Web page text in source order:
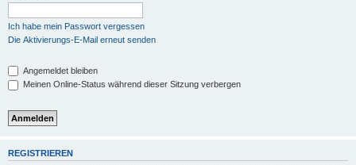
Ich habe mein Passwort vergessen
Die Aktivierungs-E-Mail erneut senden
Angemeldet bleiben
Meinen Online-Status während dieser Sitzung verbergen
REGISTRIEREN